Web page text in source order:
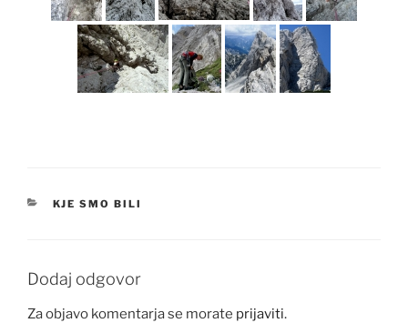
KATEGORIJE
KJE SMO BILI
Dodaj odgovor
Za objavo komentarja se morate prijaviti.